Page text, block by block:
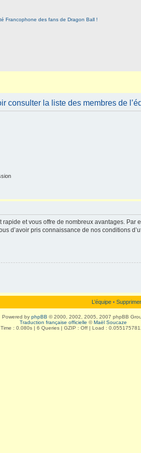
consulter la liste des membres de
et vous offre de nombreux avantages.
d’avoir pris connaissance de nos conditions
L’équipe •
Powered by phpBB © 2000, 2002, 2005, 2007 phpBB
Traduction française officielle ©Maël Soucaze
Time : 0.080s | 6 Queries | GZIP : Off | Load :